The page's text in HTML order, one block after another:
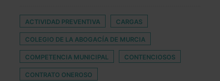
ACTIVIDAD PREVENTIVA CARGAS
COLEGIO DE LA ABOGACÍA DE MURCIA
COMPETENCIA MUNICIPAL CONTENCIOSOS
CONTRATO ONEROSO